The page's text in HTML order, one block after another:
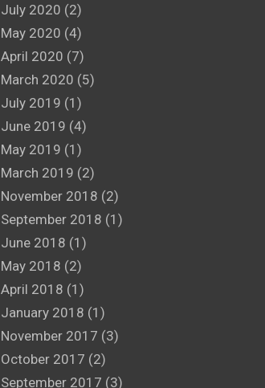
July 2020 (2)
May 2020 (4)
April 2020 (7)
March 2020 (5)
July 2019 (1)
June 2019 (4)
May 2019 (1)
March 2019 (2)
November 2018 (2)
September 2018 (1)
June 2018 (1)
May 2018 (2)
April 2018 (1)
January 2018 (1)
November 2017 (3)
October 2017 (2)
September 2017 (3)